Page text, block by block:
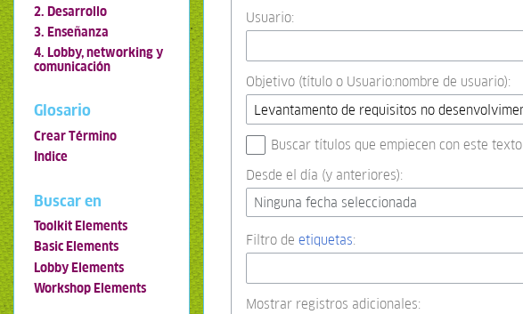
Usuario:
Objetivo (título o Usuario:nombre de usuario):
Buscar títulos que empiecen con este texto
Desde el día (y anteriores):
Ninguna fecha seleccionada
Filtro deetiquetas:
Mostrar registros adicionales:
2. Desarrollo
3. Enseñanza
4. Lobby, networking y
comunicación
Glosario
Crear Término
Indice
Buscar en
Toolkit Elements
Basic Elements
Lobby Elements
Workshop Elements